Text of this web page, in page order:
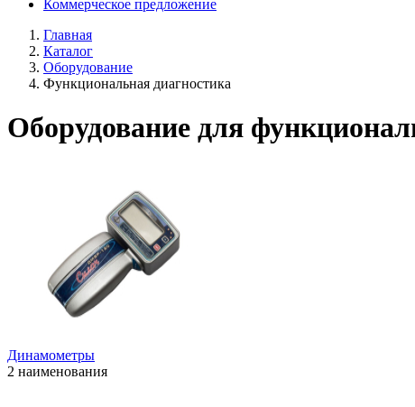
Коммерческое предложение
Главная
Каталог
Оборудование
Функциональная диагностика
Оборудование для
Динамометры
2 наименования